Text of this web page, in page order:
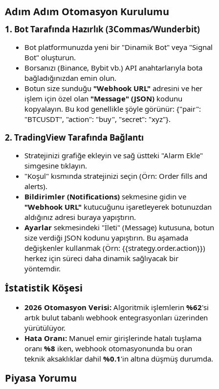
Adım Adım Otomasyon Kurulumu​
1. Bot Tarafında Hazırlık (3Commas/Wunderbit)​
Bot platformunuzda yeni bir "Dinamik Bot" veya "Signal
Bot" oluşturun.
Borsanızı (Binance, Bybit vb.) API anahtarlarıyla bota
bağladığınızdan emin olun.
Botun size sunduğu "Webhook URL" adresini ve her
işlem için özel olan "Message" (JSON) kodunu
kopyalayın. Bu kod genellikle şöyle görünür: {"pair":
"BTCUSDT", "action": "buy", "secret": "xyz"}.
2. TradingView Tarafında Bağlantı​
Stratejinizi grafiğe ekleyin ve sağ üstteki "Alarm Ekle"
simgesine tıklayın.
"Koşul" kısmında stratejinizi seçin (Örn: Order fills and
alerts).
Bildirimler (Notifications) sekmesine gidin ve
"Webhook URL" kutucuğunu işaretleyerek botunuzdan
aldığınız adresi buraya yapıştırın.
Ayarlar sekmesindeki "İleti" (Message) kutusuna, botun
size verdiği JSON kodunu yapıştırın. Bu aşamada
değişkenler kullanmak (Örn: {{strategy.order.action}})
herkez için süreci daha dinamik sağlıyacak bir
yöntemdir.
İstatistik Köşesi​
2026 Otomasyon Verisi: Algoritmik işlemlerin %62'si
artık bulut tabanlı webhook entegrasyonları üzerinden
yürütülüyor.
Hata Oranı: Manuel emir girişlerinde hatalı tuşlama
oranı %8 iken, webhook otomasyonunda bu oran
teknik aksaklıklar dahil %0.1'in altına düşmüş durumda.
Piyasa Yorumu​